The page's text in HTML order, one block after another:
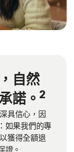
自然
諾。 2
具信心，因
如果我們的專
獲得全額退
證。